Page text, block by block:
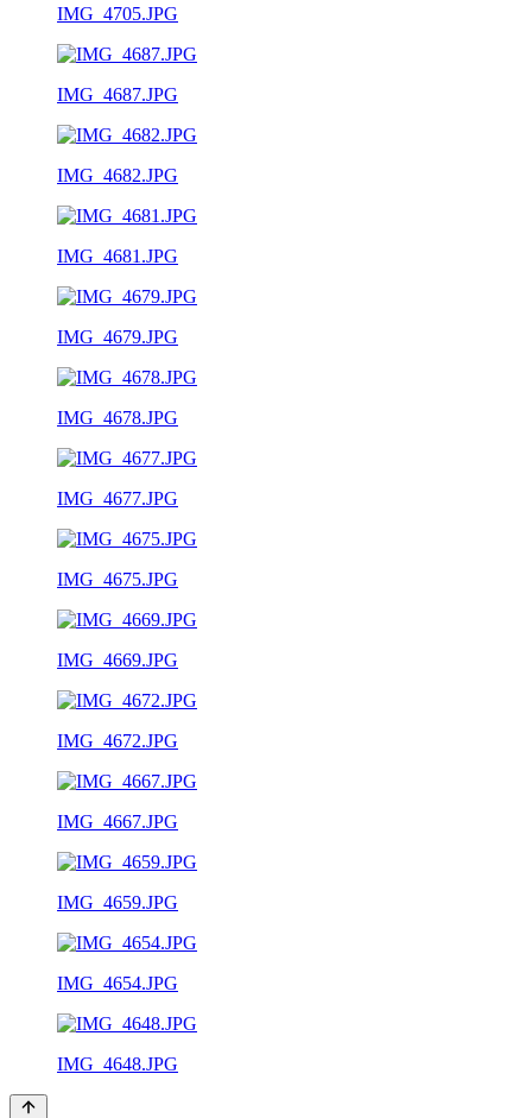
IMG_4705.JPG
IMG_4687.JPG
IMG_4682.JPG
IMG_4681.JPG
IMG_4679.JPG
IMG_4678.JPG
IMG_4677.JPG
IMG_4675.JPG
IMG_4669.JPG
IMG_4672.JPG
IMG_4667.JPG
IMG_4659.JPG
IMG_4654.JPG
IMG_4648.JPG